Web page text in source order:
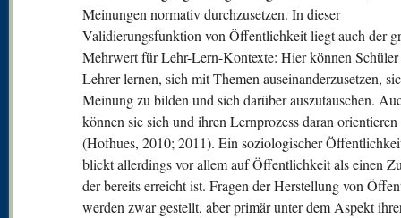
Meinungen normativ durchzusetzen. In dieser
Validierungsfunktion von Öffentlichkeit liegt auch der
Mehrwert für Lehr-Lern-Kontexte: Hier können
Lehrer lernen, sich mit Themen auseinanderzusetzen,
Meinung zu bilden und sich darüber auszutauschen.
können sie sich und ihren Lernprozess daran orientieren
(Hofhues, 2010; 2011). Ein soziologischer
blickt allerdings vor allem auf Öffentlichkeit als einen
der bereits erreicht ist. Fragen der Herstellung von
werden zwar gestellt, aber primär unter dem Aspekt